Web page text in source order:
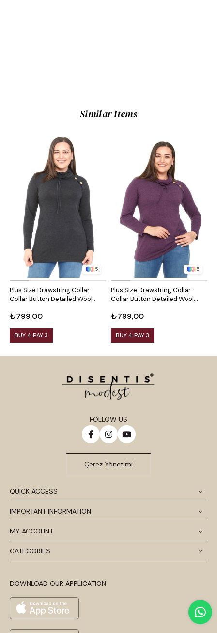
Similar Items
5
Plus Size Drawstring Collar
Collar Button Detailed Wool
₺799,00
BUY 4 PAY 3
5
Plus Size Drawstring Collar
Collar Button Detailed Wool
₺799,00
BUY 4 PAY 3
QUICK ACCESS
IMPORTANT INFORMATION
MY ACCOUNT
CATEGORİES
DOWNLOAD OUR APPLICATION
FOLLOW US
Çerez Yönetimi